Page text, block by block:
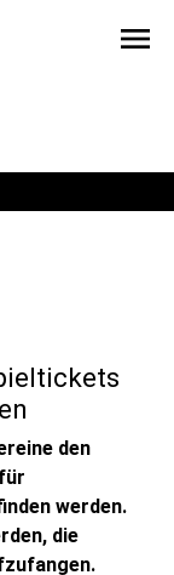
menu
den
werden.
die